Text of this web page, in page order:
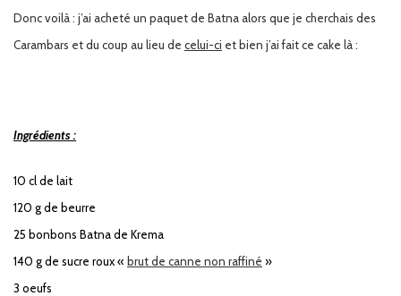
Donc voilà : j’ai acheté un paquet de Batna alors que je cherchais des
Carambars et du coup au lieu de celui-ci et bien j’ai fait ce cake là :
Ingrédients :
10 cl de lait
120 g de beurre
25 bonbons Batna de Krema
140 g de sucre roux « brut de canne non raffiné »
3 oeufs